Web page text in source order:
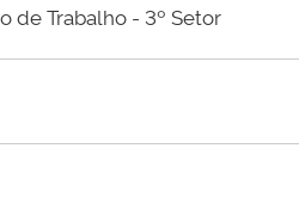
de Trabalho - 3º Setor